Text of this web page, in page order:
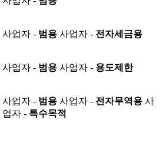
사업자 - 범용 사업자 - 전자세금용
사업자 - 범용 사업자 - 용도제한
사업자 - 범용 사업자 - 전자무역용 사
업자 - 특수목적